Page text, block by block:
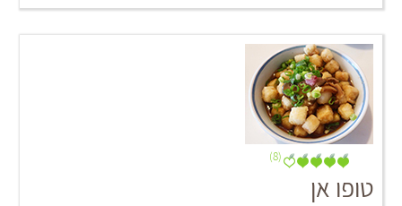
(8)
טופו אן